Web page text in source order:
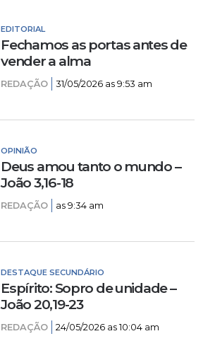
EDITORIAL
Fechamos as portas antes de
vender a alma
REDAÇÃO 31/05/2026 as 9:53 am
OPINIÃO
Deus amou tanto o mundo –
João 3,16-18
REDAÇÃO as 9:34 am
DESTAQUE SECUNDÁRIO
Espírito: Sopro de unidade –
João 20,19-23
REDAÇÃO 24/05/2026 as 10:04 am